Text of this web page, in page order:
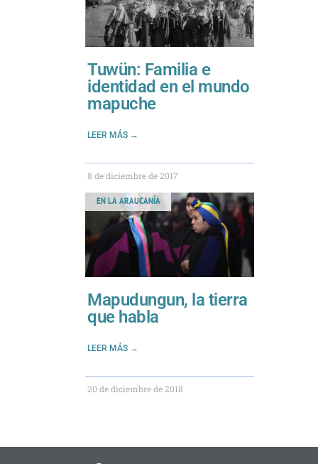
Tuwün: Familia e
identidad en el mundo
mapuche
LEER MÁS →
8 de diciembre de 2017
EN LA ARAUCANÍA
Mapudungun, la tierra
que habla
LEER MÁS →
20 de diciembre de 2018